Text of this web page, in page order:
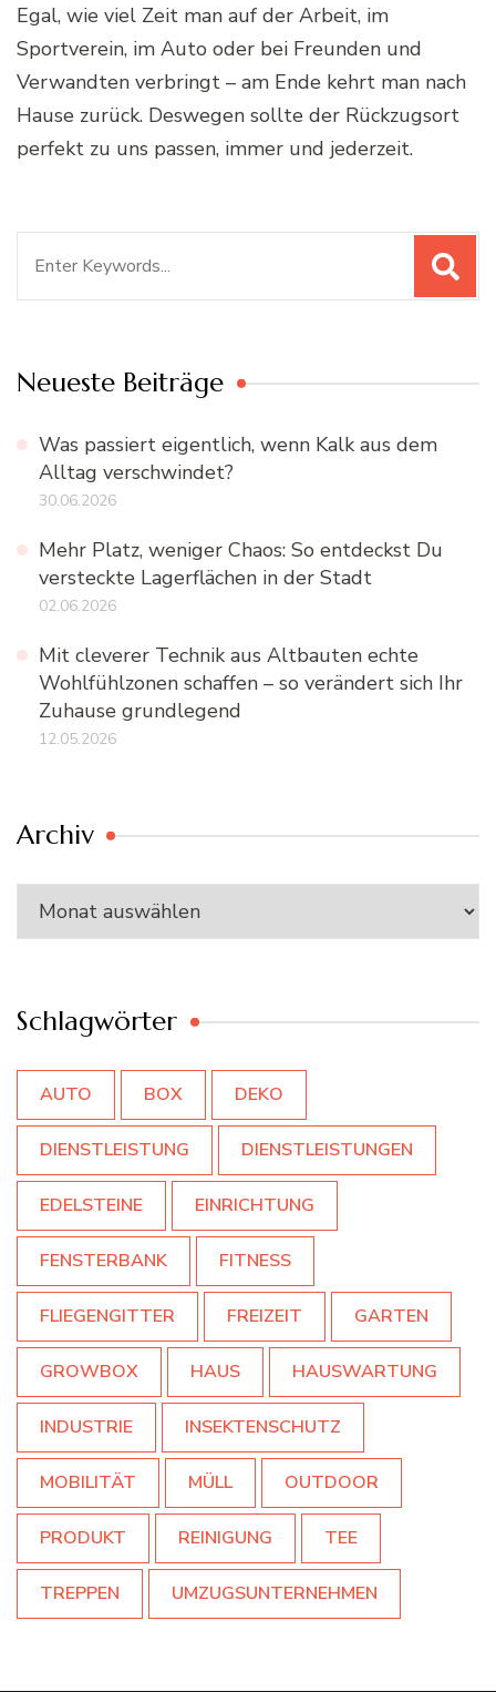
Egal, wie viel Zeit man auf der Arbeit, im
Sportverein, im Auto oder bei Freunden und
Verwandten verbringt – am Ende kehrt man nach
Hause zurück. Deswegen sollte der Rückzugsort
perfekt zu uns passen, immer und jederzeit.
Neueste Beiträge
Was passiert eigentlich, wenn Kalk aus dem
Alltag verschwindet?
30.06.2026
Mehr Platz, weniger Chaos: So entdeckst Du
versteckte Lagerflächen in der Stadt
02.06.2026
Mit cleverer Technik aus Altbauten echte
Wohlfühlzonen schaffen – so verändert sich Ihr
Zuhause grundlegend
12.05.2026
Archiv
Archiv
Schlagwörter
AUTO BOX DEKO
DIENSTLEISTUNG DIENSTLEISTUNGEN
EDELSTEINE EINRICHTUNG
FENSTERBANK FITNESS
FLIEGENGITTER FREIZEIT GARTEN
GROWBOX HAUS HAUSWARTUNG
INDUSTRIE INSEKTENSCHUTZ
MOBILITÄT MÜLL OUTDOOR
PRODUKT REINIGUNG TEE
TREPPEN UMZUGSUNTERNEHMEN